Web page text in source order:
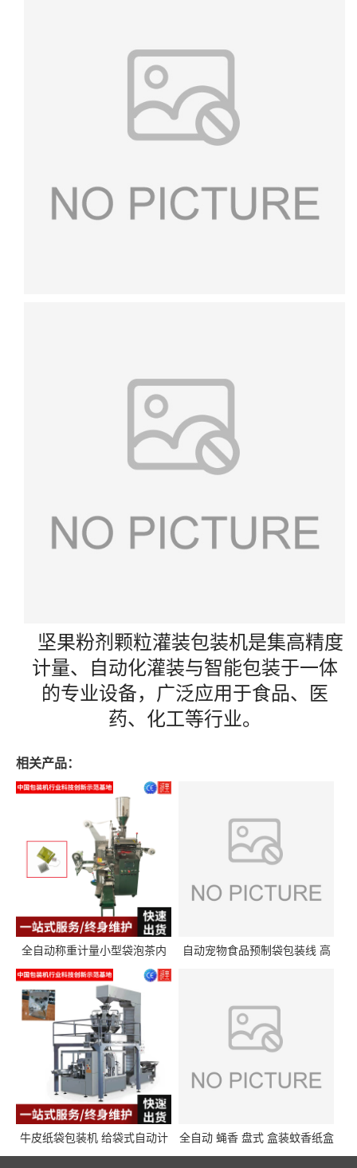
坚果粉剂颗粒灌装包装机是集高精度
计量、自动化灌装与智能包装于一体
的专业设备，广泛应用于食品、医
药、化工等行业。
相关产品：
全自动称重计量小型袋泡茶内
外袋包装机三角包茶叶包装机
自动宠物食品预制袋包装线 高
牛皮纸袋包装机 给袋式自动计
量封口包装机填充机械 给袋式
全自动 蝇香 盘式 盒装蚊香纸盒
热收缩枕式包装机